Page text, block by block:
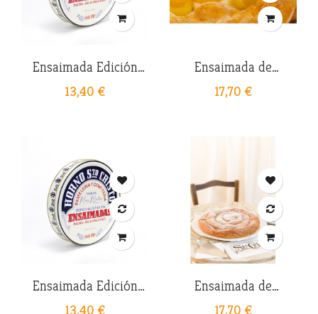
Ensaimada Edición
Especial-...
13,40 €
Ensaimada de
Albaricoque
17,70 €
Ensaimada Edición
Especial-...
13,40 €
Ensaimada de
Chocolate Blanco
17,70 €